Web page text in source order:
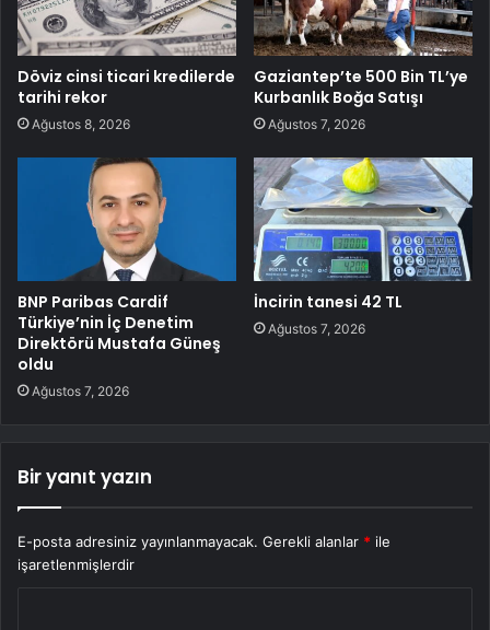
Döviz cinsi ticari kredilerde
tarihi rekor
Ağustos 8, 2026
Gaziantep’te 500 Bin TL’ye
Kurbanlık Boğa Satışı
Ağustos 7, 2026
BNP Paribas Cardif
Türkiye’nin İç Denetim
Direktörü Mustafa Güneş
oldu
Ağustos 7, 2026
İncirin tanesi 42 TL
Ağustos 7, 2026
Bir yanıt yazın
E-posta adresiniz yayınlanmayacak. Gerekli alanlar * ile
işaretlenmişlerdir